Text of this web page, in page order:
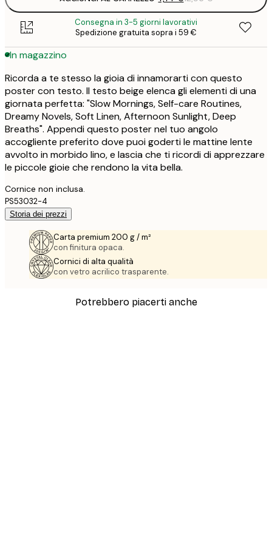
Consegna in 3-5 giorni lavorativi
Spedizione gratuita sopra i 59 €
In magazzino
Ricorda a te stesso la gioia di innamorarti con questo
poster con testo. Il testo beige elenca gli elementi di una
giornata perfetta: "Slow Mornings, Self-care Routines,
Dreamy Novels, Soft Linen, Afternoon Sunlight, Deep
Breaths". Appendi questo poster nel tuo angolo
accogliente preferito dove puoi goderti le mattine lente
avvolto in morbido lino, e lascia che ti ricordi di apprezzare
le piccole gioie che rendono la vita bella.
Cornice non inclusa.
PS53032-4
Storia dei prezzi
Carta premium 200 g / m²
con finitura opaca.
Cornici di alta qualità
con vetro acrilico trasparente.
Potrebbero piacerti anche